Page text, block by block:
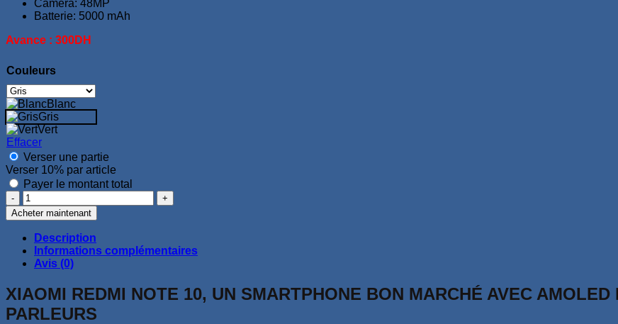
Caméra: 48MP
Batterie: 5000 mAh
Avance : 300DH
Couleurs
Blanc
Gris
Vert
Effacer
Verser une partie
Verser 10% par article
Payer le montant total
quantité
de
Xiaomi
Redmi
Note
10
4Go
128Go
Acheter maintenant
Description
Informations complémentaires
Avis (0)
XIAOMI REDMI NOTE 10, UN SMARTPHONE BON MARCHÉ AVEC
PARLEURS